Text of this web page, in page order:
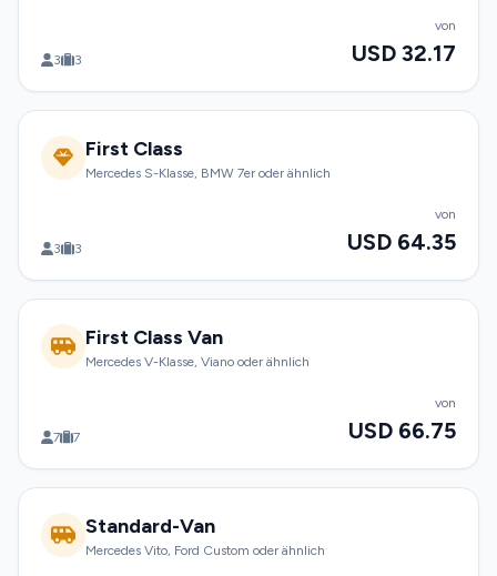
3 3
von
USD 32.17
First Class
Mercedes S-Klasse, BMW 7er oder ähnlich
3 3
von
USD 64.35
First Class Van
Mercedes V-Klasse, Viano oder ähnlich
7 7
von
USD 66.75
Standard-Van
Mercedes Vito, Ford Custom oder ähnlich